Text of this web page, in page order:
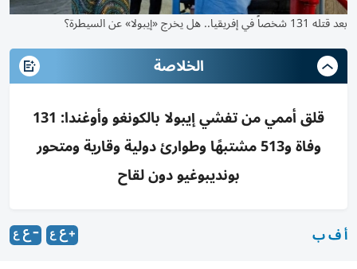
بعد قتله 131 شخصاً في إفريقيا.. هل يخرج «إيبولا» عن السيطرة؟
الخلاصة
قلق أممي من تفشي إيبولا بالكونغو وأوغندا: 131
وفاة و513 مشتبهًا وطوارئ دولية وقارية ومتحور
بونديبوغيو دون لقاح
أ ف ب